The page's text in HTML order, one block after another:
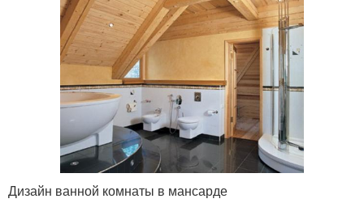
Дизайн ванной комнаты в мансарде